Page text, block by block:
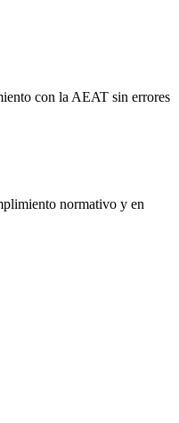
con la AEAT sin errores
normativo y en